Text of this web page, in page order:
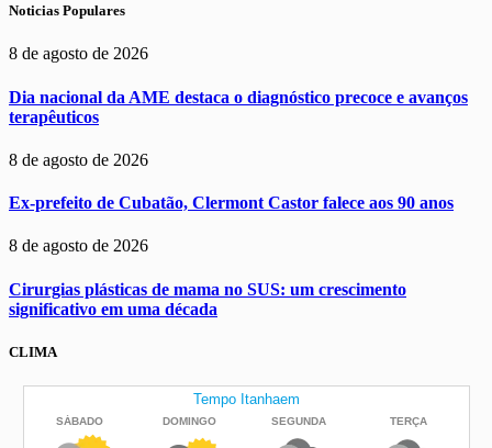
Noticias Populares
8 de agosto de 2026
Dia nacional da AME destaca o diagnóstico precoce e avanços
terapêuticos
8 de agosto de 2026
Ex-prefeito de Cubatão, Clermont Castor falece aos 90 anos
8 de agosto de 2026
Cirurgias plásticas de mama no SUS: um crescimento
significativo em uma década
CLIMA